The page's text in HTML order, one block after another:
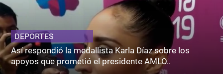
DEPORTES
Así respondió la medallista Karla Díaz sobre los
apoyos que prometió el presidente AMLO..